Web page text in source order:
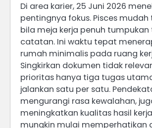
Di area karier, 25 Juni 2026
pentingnya fokus. Pisces mudah
bila meja kerja penuh
catatan. Ini waktu tepat
rumah minimalis pada ruang
Singkirkan dokumen tidak
prioritas hanya tiga tugas
jalankan satu per satu.
mengurangi rasa kewalahan,
meningkatkan kualitas hasil
mungkin mulai memperhatikan